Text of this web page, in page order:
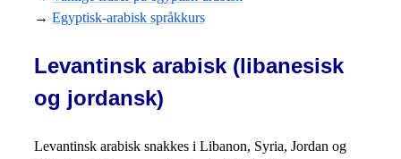
→ Egyptisk-arabisk språkkurs
Levantinsk arabisk (libanesisk
og jordansk)
Levantinsk arabisk snakkes i Libanon, Syria, Jordan og